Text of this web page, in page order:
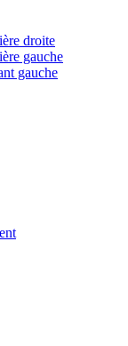
droite
gauche
gauche